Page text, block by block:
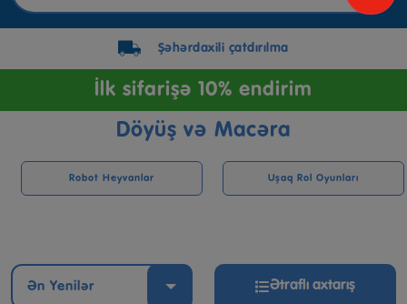
Şəhərdaxili çatdırılma
İlk sifarişə 10% endirim
Döyüş və Macəra
Robot Heyvanlar Uşaq Rol Oyunları
Ən Yenilər Ətraflı axtarış